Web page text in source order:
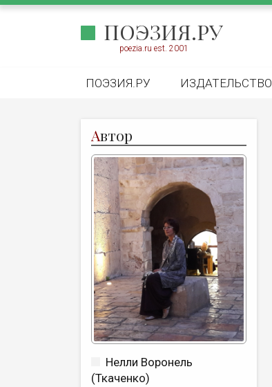
ПОЭЗИЯ.РУ
poezia.ru est. 2001
ПОЭЗИЯ.РУ ИЗДАТЕЛЬСТВО
Автор
Нелли Воронель
(Ткаченко)